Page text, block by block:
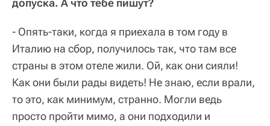
допуска. А что тебе пишут?
- Опять-таки, когда я приехала в том году в
Италию на сбор, получилось так, что там все
страны в этом отеле жили. Ой, как они сияли!
Как они были рады видеть! Не знаю, если врали,
то это, как минимум, странно. Могли ведь
просто пройти мимо, а они подходили и